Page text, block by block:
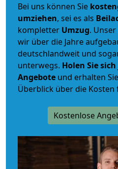
Bei uns können Sie
umziehen, sei es als
kompletter Umzug.
wir über die Jahre
deutschlandweit und
unterwegs. Holen Sie
Angebote und erhalten
Überblick über die
Kostenlose